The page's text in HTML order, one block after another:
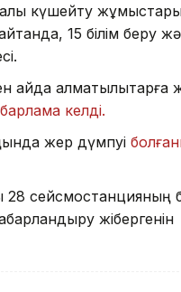
күшейту
15 білім беру
айда алматылықтарға
келді.
жер дүмпуі
сейсмостанцияның
жібергенін